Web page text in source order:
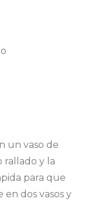
un vaso de
rallado y la
para que
dos vasos y